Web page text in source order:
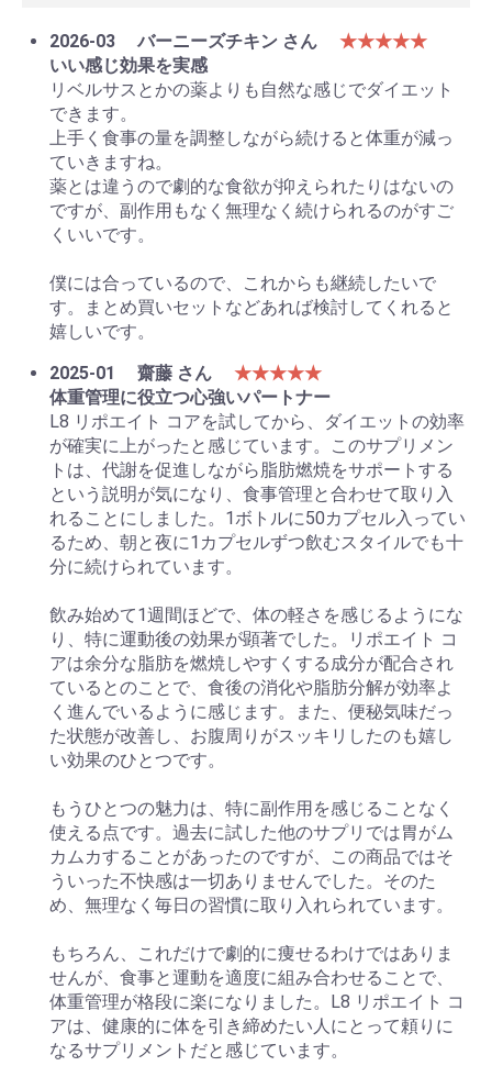
2026-03 バーニーズチキン さん
★★★★★
いい感じ効果を実感
リベルサスとかの薬よりも自然な感じでダイエット
できます。
上手く食事の量を調整しながら続けると体重が減っ
ていきますね。
薬とは違うので劇的な食欲が抑えられたりはないの
ですが、副作用もなく無理なく続けられるのがすご
くいいです。
僕には合っているので、これからも継続したいで
す。まとめ買いセットなどあれば検討してくれると
嬉しいです。
2025-01
齋藤 さん
★★★★★
体重管理に役立つ心強いパートナー
L8 リポエイト コアを試してから、ダイエットの効率
が確実に上がったと感じています。このサプリメン
トは、代謝を促進しながら脂肪燃焼をサポートする
という説明が気になり、食事管理と合わせて取り入
れることにしました。1ボトルに50カプセル入ってい
るため、朝と夜に1カプセルずつ飲むスタイルでも十
分に続けられています。
飲み始めて1週間ほどで、体の軽さを感じるようにな
り、特に運動後の効果が顕著でした。リポエイト コ
アは余分な脂肪を燃焼しやすくする成分が配合され
ているとのことで、食後の消化や脂肪分解が効率よ
く進んでいるように感じます。また、便秘気味だっ
た状態が改善し、お腹周りがスッキリしたのも嬉し
い効果のひとつです。
もうひとつの魅力は、特に副作用を感じることなく
使える点です。過去に試した他のサプリでは胃がム
カムカすることがあったのですが、この商品ではそ
ういった不快感は一切ありませんでした。そのた
め、無理なく毎日の習慣に取り入れられています。
もちろん、これだけで劇的に痩せるわけではありま
せんが、食事と運動を適度に組み合わせることで、
体重管理が格段に楽になりました。L8 リポエイト コ
アは、健康的に体を引き締めたい人にとって頼りに
なるサプリメントだと感じています。